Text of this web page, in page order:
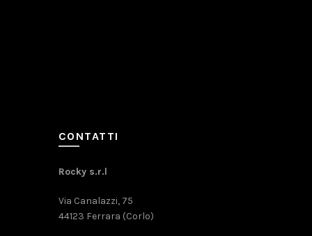
CONTATTI
Rocky s.r.l
Via Canalazzi, 75
44123 Ferrara (Corlo)